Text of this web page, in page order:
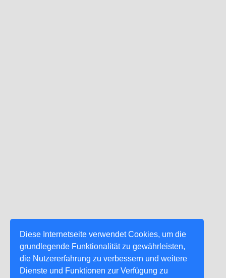
Diese Internetseite verwendet Cookies, um die
grundlegende Funktionalität zu gewährleisten,
die Nutzererfahrung zu verbessern und weitere
Dienste und Funktionen zur Verfügung zu